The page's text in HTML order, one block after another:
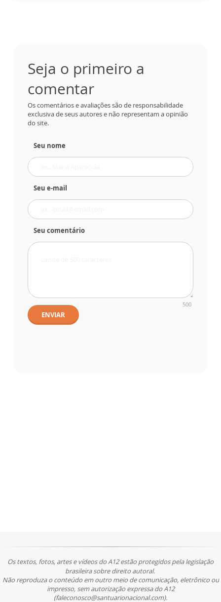
Seja o primeiro a
comentar
Os comentários e avaliações são de responsabilidade
exclusiva de seus autores e não representam a opinião
do site.
Seu nome
Seu e-mail
Seu comentário
500
ENVIAR
Os textos, fotos, artes e vídeos do A12 estão protegidos pela legislação
brasileira sobre direito autoral.
Não reproduza o conteúdo em outro meio de comunicação, eletrônico ou
impresso, sem autorização expressa do A12
(faleconosco@santuarionacional.com).